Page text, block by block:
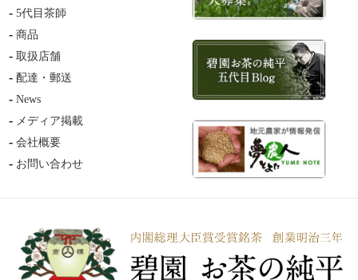
5代目茶師
商品
取扱店舗
配達・郵送
News
メディア掲載
会社概要
お問い合わせ